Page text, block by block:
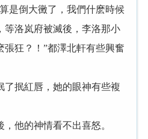
倒大黴了，我們什麽時候
等洛岚府被滅後，李洛那小
狂？！”都澤北軒有些興奮
抿紅唇，她的眼神有些複
他的神情看不出喜怒。